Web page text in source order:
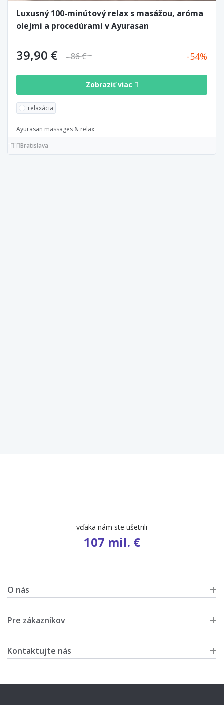
Luxusný 100-minútový relax s masážou, aróma
olejmi a procedúrami v Ayurasan
39,90 € 86 € 54
Zobraziť viac
relaxácia
Ayurasan massages & relax
Bratislava
počet ponúk
9 503
O nás
Pre zákazníkov
Kontaktujte nás